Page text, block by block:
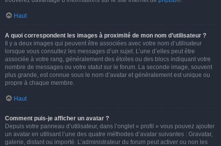
Haut
A quoi correspondent les images à proximité de mon nom d’utilisateur ?
Il y a deux images qui peuvent être associées avec votre nom d’utilisateur
lorsque vous consultez les messages d’un sujet. L’une d’elles peut être
associée à votre rang, généralement des étoiles ou des blocs indiquant votre
nombre de messages ou votre statut sur le forum. La seconde image, souvent
plus grande, est connue sous le nom d’avatar et généralement est unique ou
propre à chaque membre.
Haut
Comment puis-je afficher un avatar ?
Depuis votre panneau d’utilisateur, dans l’onglet « profil » vous pouvez ajouter
un avatar en utilisant l’une des quatre méthodes d’avatar suivantes : Gravatar,
galerie, distant ou importé. L’administrateur du forum peut activer ou non les